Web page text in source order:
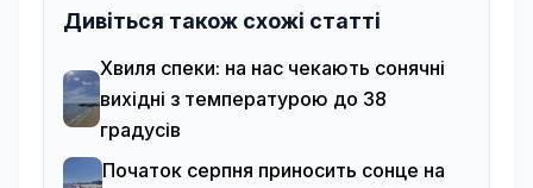
Дивіться також схожі статті
Хвиля спеки: на нас чекають сонячні
вихідні з температурою до 38
градусів
Початок серпня приносить сонце на